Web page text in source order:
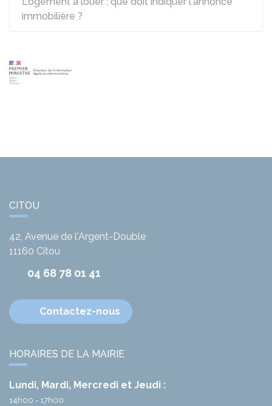
immobilière ?
CITOU
42, Avenue de l'Argent-Double
11160 Citou
04 68 78 01 41
Contactez-nous
HORAIRES DE LA MAIRIE
Lundi, Mardi, Mercredi et Jeudi :
14h00 - 17h00